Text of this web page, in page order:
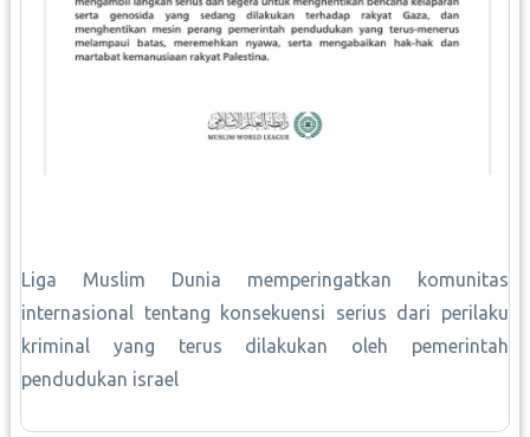
Liga Muslim Dunia memperingatkan komunitas
internasional tentang konsekuensi serius dari perilaku
kriminal yang terus dilakukan oleh pemerintah
pendudukan israel